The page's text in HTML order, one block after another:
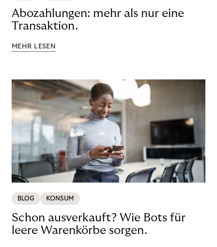
Abozahlungen: mehr als nur eine
Transaktion.
MEHR LESEN
BLOG KONSUM
Schon ausverkauft? Wie Bots für
leere Warenkörbe sorgen.